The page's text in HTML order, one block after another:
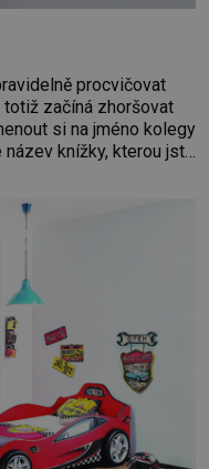
procvičovat
začíná zhoršovat
si na jméno kolegy
knížky, kterou jste